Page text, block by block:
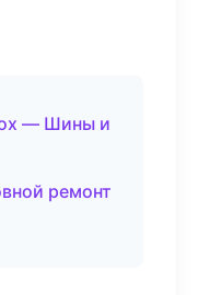
— Шины и
ремонт